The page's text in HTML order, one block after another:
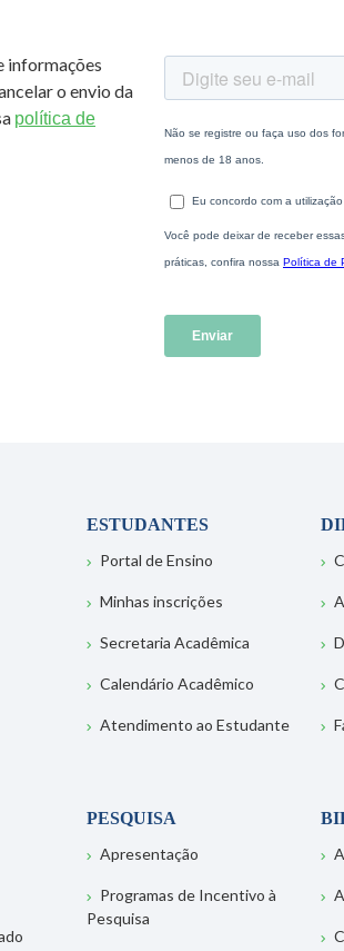
informações
o envio da
política de
ESTUDANTES
Portal de Ensino
Minhas inscrições
Secretaria Acadêmica
Calendário Acadêmico
Atendimento ao Estudante
PESQUISA
Apresentação
Programas de Incentivo à
Pesquisa